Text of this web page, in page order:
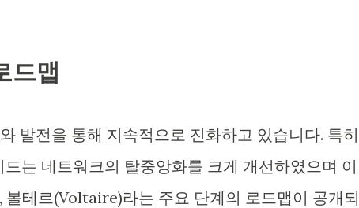
드맵
발전을 통해 지속적으로 진화하고 있습니다. 특히
는 네트워크의 탈중앙화를 크게 개선하였으며 이
볼테르(Voltaire)라는 주요 단계의 로드맵이 공개되